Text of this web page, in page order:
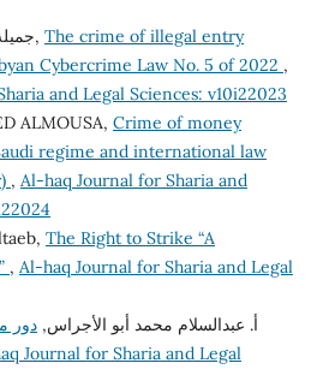
جميلة سعيد مصباح شوران, The crime of illegal entry
Cybercrime Law No. 5 of 2022 ,
and Legal Sciences: v10i22023
ALMOUSA, Crime of money
regime and international law
, Al-haq Journal for Sharia and
The Right to Strike “A
, Al-haq Journal for Sharia and Legal
أ. عبدالسلام محمد أبو الأجراس,دور
Journal for Sharia and Legal